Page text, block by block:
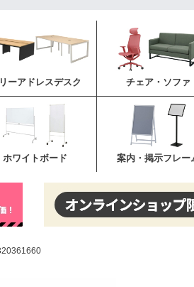
ーアドレスデスク チェア・ソファ
ホワイトボード 案内・掲示フレー